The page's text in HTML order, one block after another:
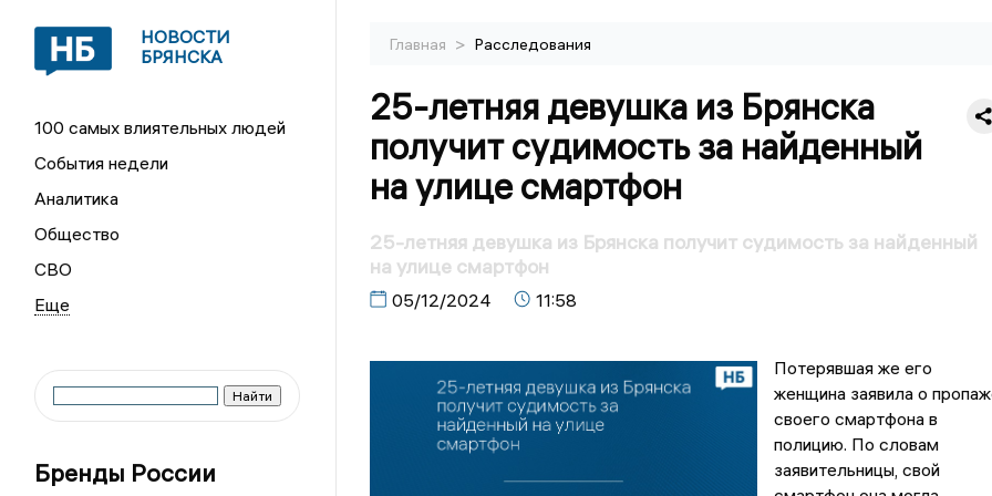
НОВОСТИ
БРЯНСКА
100 самых влиятельных людей
События недели
Аналитика
Общество
СВО
Бренды России
Главная > Расследования
25-летняя девушка из Брянска
получит судимость за найденный
на улице смартфон
25-летняя девушка из Брянска получит судимость за найденный
на улице смартфон
05/12/2024 11:58
Потерявшая же его
женщина заявила о
своего смартфона в
полицию. По словам
заявительницы, свой